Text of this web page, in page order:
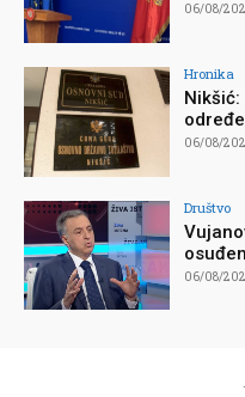
06/08/
Hronika
06/08/
Društvo
06/08/